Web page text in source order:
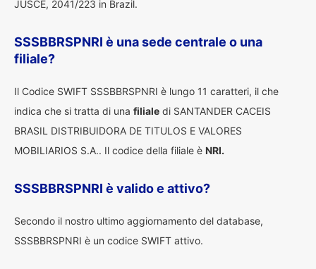
JUSCE, 2041/223 in Brazil.
SSSBBRSPNRI è una sede centrale o una
filiale?
Il Codice SWIFT SSSBBRSPNRI è lungo 11 caratteri, il che
indica che si tratta di una filiale di SANTANDER CACEIS
BRASIL DISTRIBUIDORA DE TITULOS E VALORES
MOBILIARIOS S.A.. Il codice della filiale è NRI.
SSSBBRSPNRI è valido e attivo?
Secondo il nostro ultimo aggiornamento del database,
SSSBBRSPNRI è un codice SWIFT attivo.